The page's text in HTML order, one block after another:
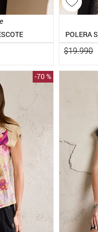
$19.990
-70 %